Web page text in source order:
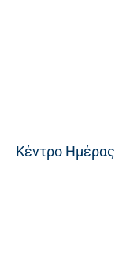
Κέντρο Ημέρας